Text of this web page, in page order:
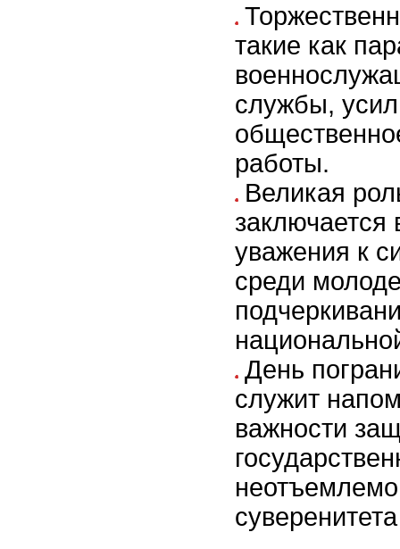
такие как
службы,
работы.
Великая
заключается
уважения к
среди
День
служит
важности